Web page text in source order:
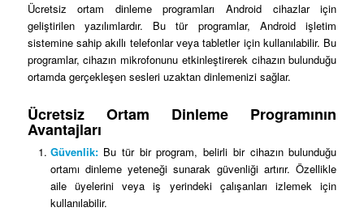
Ücretsiz ortam dinleme programları Android cihazlar için
geliştirilen yazılımlardır. Bu tür programlar, Android işletim
sistemine sahip akıllı telefonlar veya tabletler için kullanılabilir. Bu
programlar, cihazın mikrofonunu etkinleştirerek cihazın bulunduğu
ortamda gerçekleşen sesleri uzaktan dinlemenizi sağlar.
Ücretsiz Ortam Dinleme Programının
Avantajları
Güvenlik:Bu tür bir program, belirli bir cihazın bulunduğu
ortamı dinleme yeteneği sunarak güvenliği artırır. Özellikle
aile üyelerini veya iş yerindeki çalışanları izlemek için
kullanılabilir.